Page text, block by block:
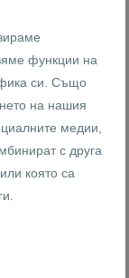
€ 2
лв
функции на
си. Също
на нашия
медии,
с друга
която са